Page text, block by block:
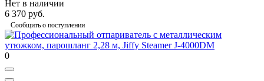
Нет в наличии
6 370 руб.
Сообщить о поступлении
0